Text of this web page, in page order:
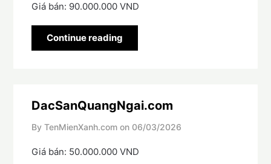
Giá bán: 90.000.000 VND
Continue reading
DacSanQuangNgai.com
By TenMienXanh.com on 06/03/2026
Giá bán: 50.000.000 VND